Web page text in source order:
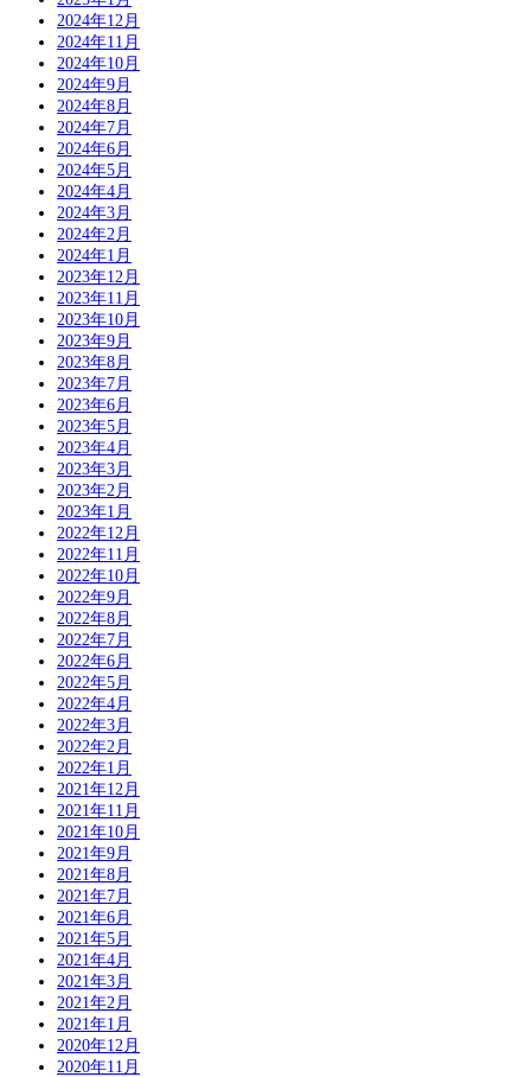
2024年12月
2024年11月
2024年10月
2024年9月
2024年8月
2024年7月
2024年6月
2024年5月
2024年4月
2024年3月
2024年2月
2024年1月
2023年12月
2023年11月
2023年10月
2023年9月
2023年8月
2023年7月
2023年6月
2023年5月
2023年4月
2023年3月
2023年2月
2023年1月
2022年12月
2022年11月
2022年10月
2022年9月
2022年8月
2022年7月
2022年6月
2022年5月
2022年4月
2022年3月
2022年2月
2022年1月
2021年12月
2021年11月
2021年10月
2021年9月
2021年8月
2021年7月
2021年6月
2021年5月
2021年4月
2021年3月
2021年2月
2021年1月
2020年12月
2020年11月